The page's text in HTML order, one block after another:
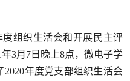
度组织生活会和开展民主评
年3月 7 日 晚上8点，微电子学
2020年度党支部组织生活会